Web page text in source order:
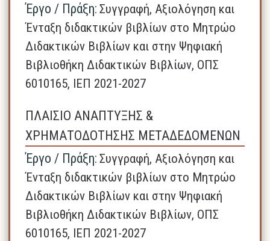
Έργο / Πράξη: Συγγραφή, Αξιολόγηση και
Ένταξη διδακτικών βιβλίων στο Μητρώο
Διδακτικών Βιβλίων και στην Ψηφιακή
Βιβλιοθήκη Διδακτικών Βιβλίων, ΟΠΣ
6010165, ΙΕΠ 2021-2027
ΠΛΑΙΣΙΟ ΑΝΑΠΤΥΞΗΣ &
ΧΡΗΜΑΤΟΔΟΤΗΣΗΣ ΜΕΤΑΔΕΔΟΜΕΝΩΝ
Έργο / Πράξη: Συγγραφή, Αξιολόγηση και
Ένταξη διδακτικών βιβλίων στο Μητρώο
Διδακτικών Βιβλίων και στην Ψηφιακή
Βιβλιοθήκη Διδακτικών Βιβλίων, ΟΠΣ
6010165, ΙΕΠ 2021-2027